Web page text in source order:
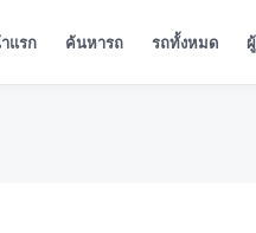
แรก ค้นหารถ รถทั้งหมด